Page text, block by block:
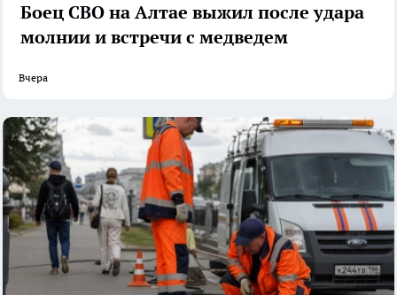
Боец СВО на Алтае выжил после удара
молнии и встречи с медведем
Вчера